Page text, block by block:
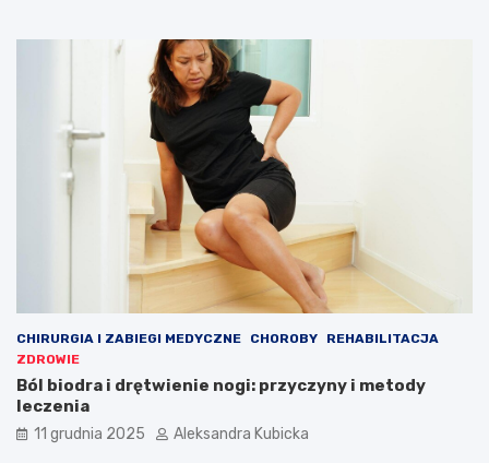
CHIRURGIA I ZABIEGI MEDYCZNE CHOROBY
REHABILITACJA
ZDROWIE
Ból biodra i drętwienie nogi: przyczyny i metody
leczenia
11 grudnia 2025 Aleksandra Kubicka